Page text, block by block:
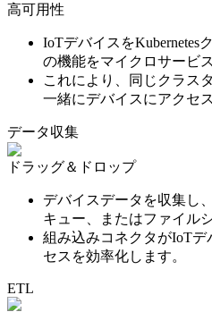
高可用性
IoTデバイスをKubernetes
の機能をマイクロサービ
これにより、同じクラス
一緒にデバイスにアクセ
データ収集
ドラッグ＆ドロップ
デバイスデータを収集し
キュー、またはファイル
組み込みコネクタがIoTデ
セスを効率化します。
ETL